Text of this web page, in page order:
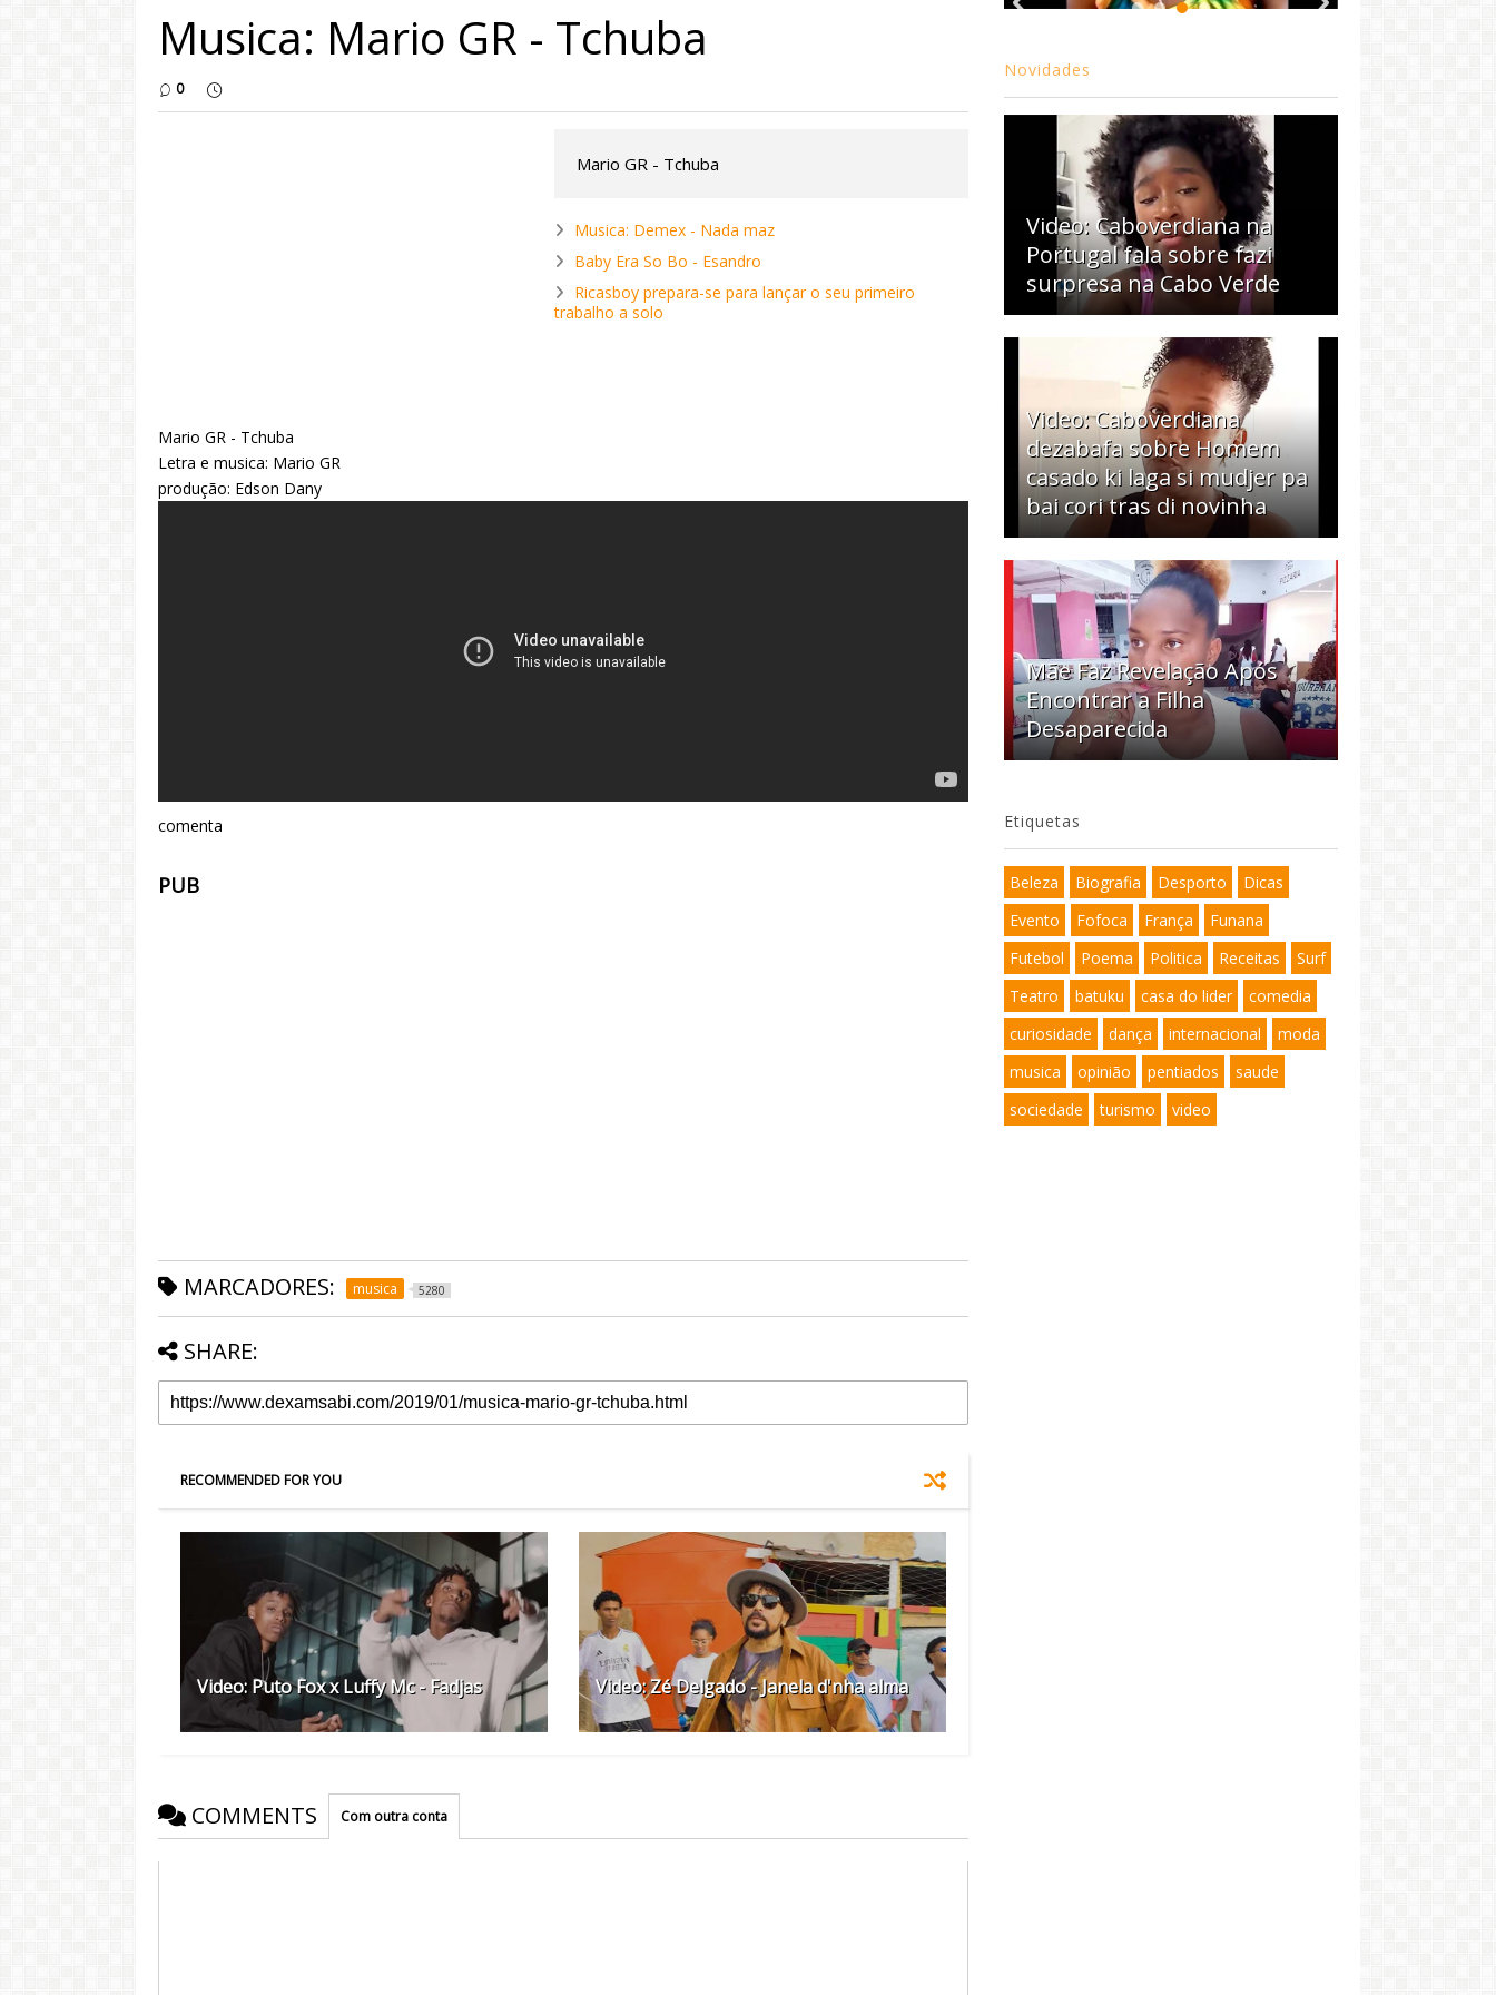
Musica: Mario GR - Tchuba
0
Mario GR - Tchuba
Musica: Demex - Nada maz
Baby Era So Bo - Esandro
Ricasboy prepara-se para lançar o seu primeiro
trabalho a solo
Mario GR - Tchuba
Letra e musica: Mario GR
produção: Edson Dany
comenta
PUB
MARCADORES: musica 5280
SHARE:
RECOMMENDED FOR YOU
Video: Puto Fox x Luffy Mc - Fadjas Video: Zé Delgado - Janela d'nha alma
COMMENTS Com outra conta
Novidades
Video: Caboverdiana na
Portugal fala sobre fazi
surpresa na Cabo Verde
Video: Caboverdiana
dezabafa sobre Homem
casado ki laga si mudjer pa
bai cori tras di novinha
Mãe Faz Revelação Após
Encontrar a Filha
Desaparecida
Etiquetas
Beleza Biografia Desporto
Dicas
Evento
Fofoca França
Funana
Futebol
Poema Politica Receitas
Surf
Teatro
batuku casa do lider
comedia
curiosidade
dança internacional
moda
musica
opinião pentiados
saude
sociedade
turismo video